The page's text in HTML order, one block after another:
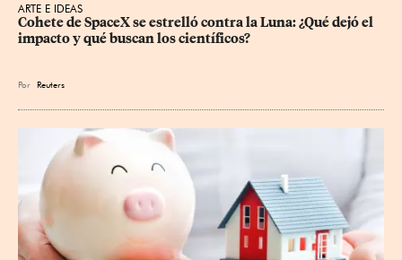
ARTE E IDEAS
Cohete de SpaceX se estrelló contra la Luna: ¿Qué dejó el
impacto y qué buscan los científicos?
Por Reuters